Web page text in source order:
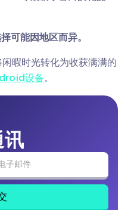
可能因地区而异。
暇时光转化为收获满满的
设备。